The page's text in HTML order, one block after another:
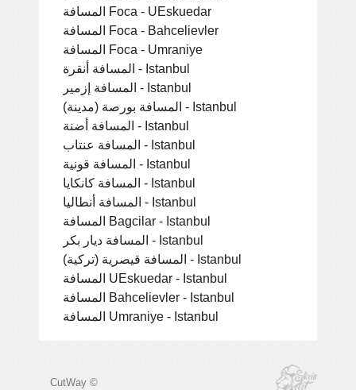
المسافة Foca - UEskuedar
المسافة Foca - Bahcelievler
المسافة Foca - Umraniye
المسافة أنقرة - Istanbul
المسافة إزمير - Istanbul
المسافة بورصة (مدينة) - Istanbul
المسافة أضنة - Istanbul
المسافة عنتاب - Istanbul
المسافة قونية - Istanbul
المسافة كانكايا - Istanbul
المسافة أنطاليا - Istanbul
المسافة Bagcilar - Istanbul
المسافة ديار بكر - Istanbul
المسافة قيصرية (تركية) - Istanbul
المسافة UEskuedar - Istanbul
المسافة Bahcelievler - Istanbul
المسافة Umraniye - Istanbul
CutWay ©